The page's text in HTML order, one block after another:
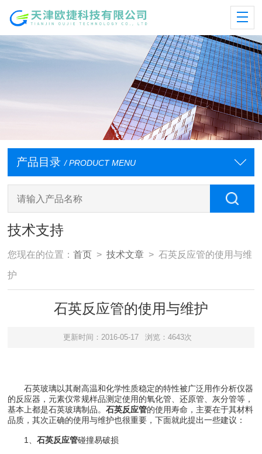
产品目录 / PRODUCT MENU
技术支持
您现在的位置：首页 >技术文章 > 石英反应管的使用与维
护
石英反应管的使用与维护
更新时间：2016-05-17 浏览：4643次
石英玻璃以其耐高温和化学性质稳定的特性被广泛用作分析仪器
的反应器，元素仪常规样品测定使用的氧化管、还原管、灰分管等，
基本上都是石英玻璃制品。石英反应管的使用寿命，主要在于其材料
品质，其次正确的使用与维护也很重要，下面就此提出一些建议：
1、石英反应管碰撞易破损